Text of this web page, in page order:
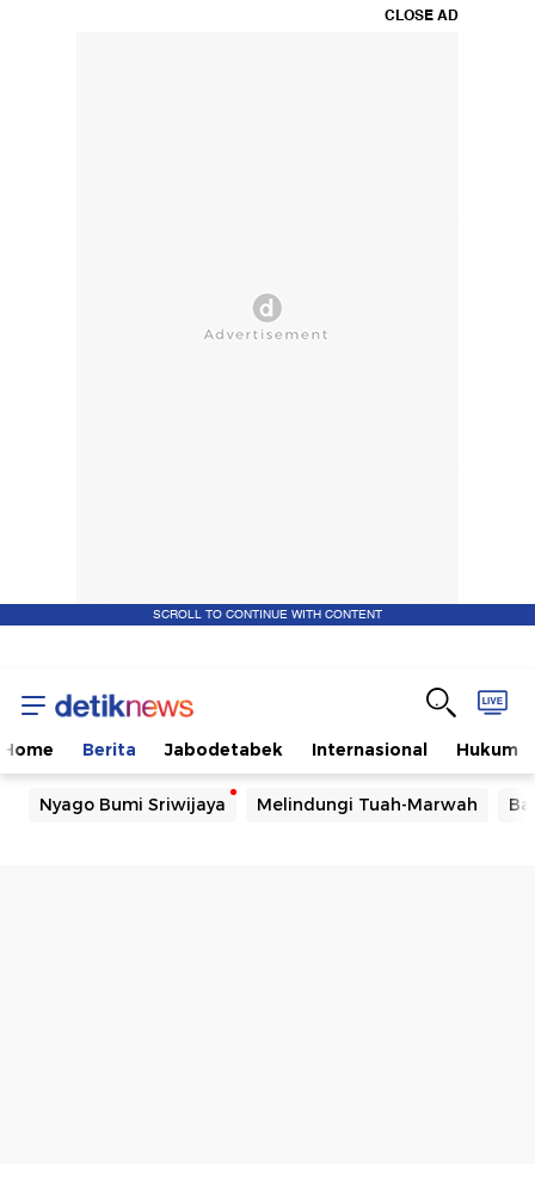
CLOSE AD
SCROLL TO CONTINUE WITH CONTENT
Home Berita Jabodetabek Internasional Hukum
Nyago Bumi Sriwijaya Melindungi Tuah-Marwah